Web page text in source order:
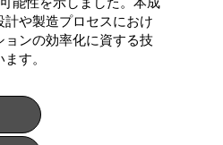
や製造プロセスにおけ
ョンの効率化に資する技
す。